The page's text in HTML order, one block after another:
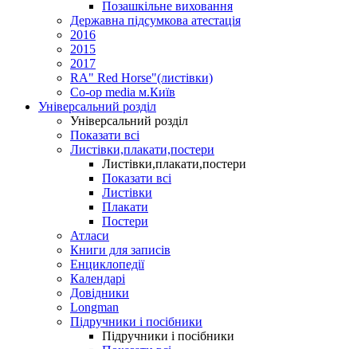
Позашкільне виховання
Державна підсумкова атестація
2016
2015
2017
RA" Red Horse"(листівки)
Co-op media м.Київ
Універсальний розділ
Універсальний розділ
Показати всі
Листівки,плакати,постери
Листівки,плакати,постери
Показати всі
Листівки
Плакати
Постери
Атласи
Книги для записів
Енциклопедії
Календарі
Довідники
Longman
Підручники і посібники
Підручники і посібники